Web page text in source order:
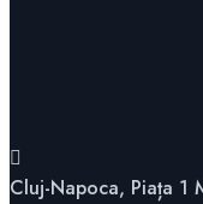
Cluj-Napoca, Piața 1